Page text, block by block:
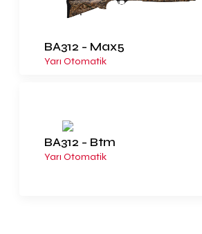
BA312 - Max5
Yarı Otomatik
BA312 - Btm
Yarı Otomatik